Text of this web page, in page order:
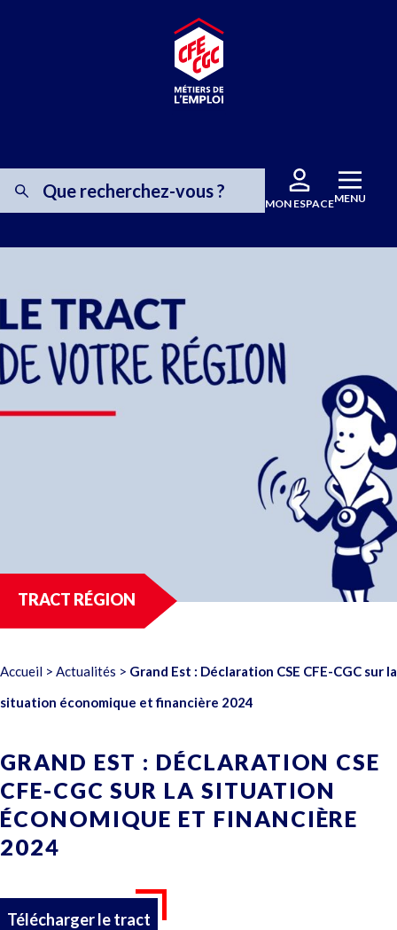
MON ESPACEMENU
TRACT RÉGION
Accueil > Actualités > Grand Est : Déclaration CSE CFE-CGC sur la
situation économique et financière 2024
GRAND EST : DÉCLARATION CSE
CFE-CGC SUR LA SITUATION
ÉCONOMIQUE ET FINANCIÈRE
2024
Télécharger le tract